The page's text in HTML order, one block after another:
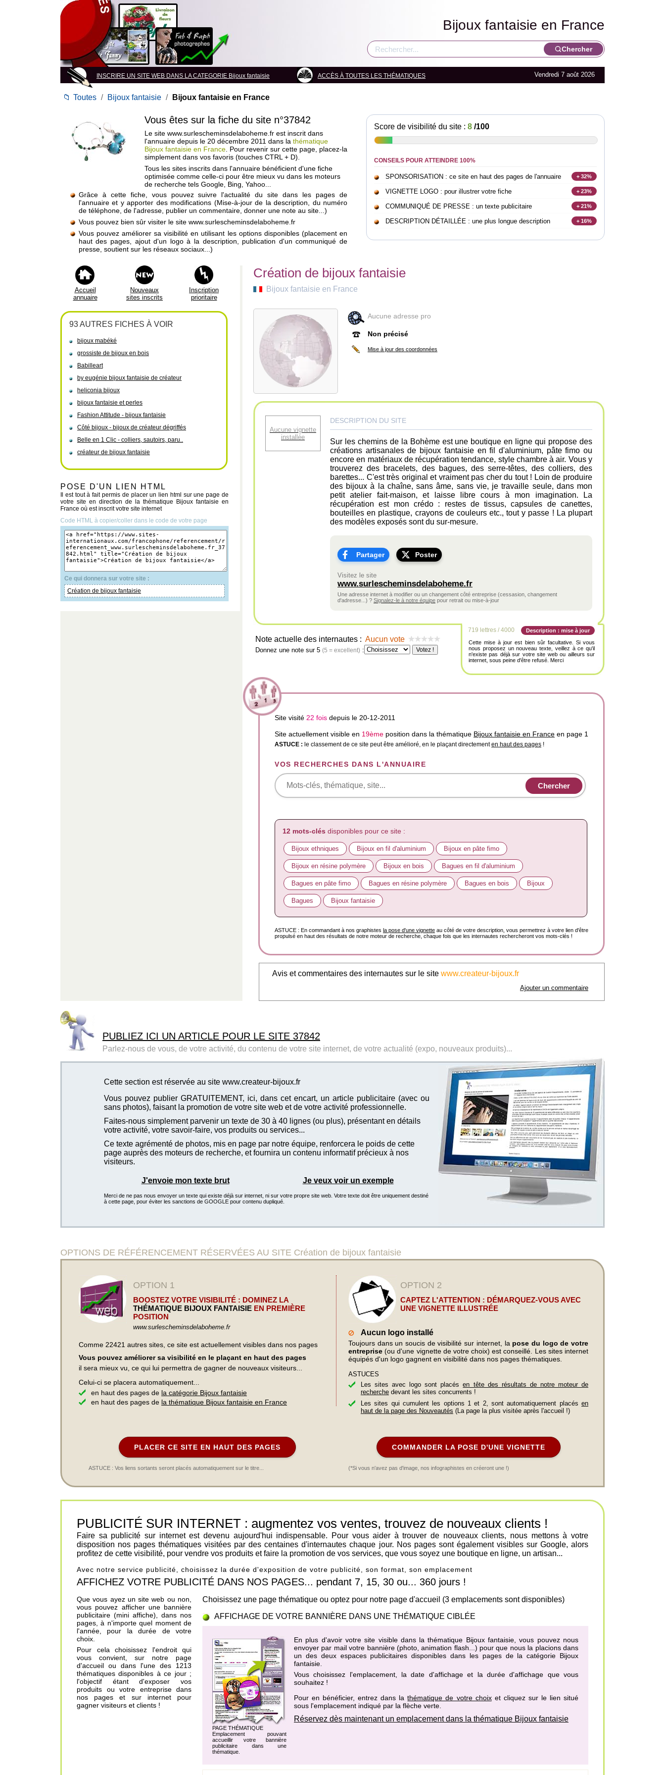
Bijoux fantaisie en France
Chercher
INSCRIRE UN SITE WEB DANS LA CATEGORIE Bijoux fantaisie ACCÈS À TOUTES LES THÉMATIQUES Vendredi 7 août 2026
📁 Toutes / Bijoux fantaisie / Bijoux fantaisie en France
Vous êtes sur la fiche du site n°37842
Le site www.surlescheminsdelaboheme.fr est inscrit dans
l'annuaire depuis le 20 décembre 2011 dans la thématique
Bijoux fantaisie en France . Pour revenir sur cette page, placez-la
simplement dans vos favoris (touches CTRL + D).
Tous les sites inscrits dans l'annuaire bénéficient d'une fiche
optimisée comme celle-ci pour être mieux vu dans les moteurs
de recherche tels Google, Bing, Yahoo...
Grâce à cette fiche, vous pouvez suivre l'actualité du site dans les pages de
l'annuaire et y apporter des modifications (Mise-à-jour de la description, du numéro
de téléphone, de l'adresse, publier un commentaire, donner une note au site...)
Vous pouvez bien sûr visiter le site www.surlescheminsdelaboheme.fr
Vous pouvez améliorer sa visibilité en utilisant les options disponibles (placement en
haut des pages, ajout d'un logo à la description, publication d'un communiqué de
presse, soutient sur les réseaux sociaux...)
Score de visibilité du site : 8 /100
CONSEILS POUR ATTEINDRE 100%
SPONSORISATION : ce site en haut des pages de l'annuaire + 32%
VIGNETTE LOGO : pour illustrer votre fiche + 23%
COMMUNIQUÉ DE PRESSE : un texte publicitaire + 21%
DESCRIPTION DÉTAILLÉE : une plus longue description + 16%
Accueil
annuaire
Nouveaux
sites inscrits
Inscription
prioritaire
93 AUTRES FICHES À VOIR
bijoux mabéké
grossiste de bijoux en bois
Babilleart
by eugénie bijoux fantaisie de créateur
heliconia bijoux
bijoux fantaisie et perles
Fashion Attitude - bijoux fantaisie
Côté bijoux - bijoux de créateur dégriffés
Belle en 1 Clic - colliers, sautoirs, paru..
créateur de bijoux fantaisie
POSE D'UN LIEN HTML
Il est tout à fait permis de placer un lien html sur une page de
votre site en direction de la thématique Bijoux fantaisie en
France où est inscrit votre site internet
Code HTML à copier/coller dans le code de votre page
Ce qui donnera sur votre site :
Création de bijoux fantaisie
Création de bijoux fantaisie
Bijoux fantaisie en France
Aucune adresse pro
Non précisé
Mise à jour des coordonnées
Aucune vignette
installée
DESCRIPTION DU SITE
Sur les chemins de la Bohème est une boutique en ligne qui propose des
créations artisanales de bijoux fantaisie en fil d'aluminium, pâte fimo ou
encore en matériaux de récupération tendance, style chambre à air. Vous y
trouverez des bracelets, des bagues, des serre-têtes, des colliers, des
barettes... C'est très original et vraiment pas cher du tout ! Loin de produire
des bijoux à la chaîne, sans âme, sans vie, je travaille seule, dans mon
petit atelier fait-maison, et laisse libre cours à mon imagination. La
récupération est mon crédo : restes de tissus, capsules de canettes,
bouteilles en plastique, crayons de couleurs etc., tout y passe ! La plupart
des modèles exposés sont du sur-mesure.
Partager Poster
Visitez le site
www.surlescheminsdelaboheme.fr
Une adresse internet à modifier ou un changement côté entreprise (cessasion, changement
d'adresse...) ? Signalez-le à notre équipe pour retrait ou mise-à-jour
Note actuelle des internautes : Aucun vote
Donnez une note sur 5 (5 = excellent) :
719 lettres / 4000
Description : mise à jour
Cette mise à jour est bien sûr facultative. Si vous
nous proposez un nouveau texte, veillez à ce qu'il
n'existe pas déjà sur votre site web ou ailleurs sur
internet, sous peine d'être refusé. Merci
Site visité 22 fois depuis le 20-12-2011
Site actuellement visible en 19ème position dans la thématique Bijoux fantaisie en France en page 1
ASTUCE : le classement de ce site peut être amélioré, en le plaçant directementen haut des pages !
VOS RECHERCHES DANS L'ANNUAIRE
12 mots-clés disponibles pour ce site :
Bijoux ethniques Bijoux en fil d'aluminium Bijoux en pâte fimo
Bijoux en résine polymère Bijoux en bois Bagues en fil d'aluminium
Bagues en pâte fimo Bagues en résine polymère Bagues en bois Bijoux
Bagues Bijoux fantaisie
ASTUCE : En commandant à nos graphistes la pose d'une vignette au côté de votre description, vous permettrez à votre lien d'être
propulsé en haut des résultats de notre moteur de recherche, chaque fois que les internautes rechercheront vos mots-clés !
Avis et commentaires des internautes sur le site www.createur-bijoux.fr
Ajouter un commentaire
PUBLIEZ ICI UN ARTICLE POUR LE SITE 37842
Parlez-nous de vous, de votre activité, du contenu de votre site internet, de votre actualité (expo, nouveaux produits)...
Cette section est réservée au site www.createur-bijoux.fr
Vous pouvez publier GRATUITEMENT, ici, dans cet encart, un article publicitaire (avec ou
sans photos), faisant la promotion de votre site web et de votre activité professionnelle.
Faites-nous simplement parvenir un texte de 30 à 40 lignes (ou plus), présentant en détails
votre activité, votre savoir-faire, vos produits ou services...
Ce texte agrémenté de photos, mis en page par notre équipe, renforcera le poids de cette
page auprès des moteurs de recherche, et fournira un contenu informatif précieux à nos
visiteurs.
J'envoie mon texte brut Je veux voir un exemple
Merci de ne pas nous envoyer un texte qui existe déjà sur internet, ni sur votre propre site web. Votre texte doit être uniquement destiné
à cette page, pour éviter les sanctions de GOOGLE pour contenu dupliqué.
OPTIONS DE RÉFÉRENCEMENT RÉSERVÉES AU SITE Création de bijoux fantaisie
OPTION 1
BOOSTEZ VOTRE VISIBILITÉ : DOMINEZ LA
THÉMATIQUE BIJOUX FANTAISIE EN PREMIÈRE
POSITION
www.surlescheminsdelaboheme.fr
Comme 22421 autres sites, ce site est actuellement visibles dans nos pages
Vous pouvez améliorer sa visibilité en le plaçant en haut des pages
il sera mieux vu, ce qui lui permettra de gagner de nouveaux visiteurs...
Celui-ci se placera automatiquement...
en haut des pages de la catégorie Bijoux fantaisie
en haut des pages de la thématique Bijoux fantaisie en France
OPTION 2
CAPTEZ L'ATTENTION : DÉMARQUEZ-VOUS AVEC
UNE VIGNETTE ILLUSTRÉE
Aucun logo installé
Toujours dans un soucis de visibilité sur internet, la pose du logo de votre
entreprise (ou d'une vignette de votre choix) est conseillé. Les sites internet
équipés d'un logo gagnent en visibilité dans nos pages thématiques.
ASTUCES
Les sites avec logo sont placésen tête des résultats de notre moteur de
recherche devant les sites concurrents !
Les sites qui cumulent les options 1 et 2, sont automatiquement placés en
haut de la page des Nouveautés (La page la plus visitée après l'accueil !)
PLACER CE SITE EN HAUT DES PAGES
ASTUCE : Vos liens sortants seront placés automatiquement sur le titre...
COMMANDER LA POSE D'UNE VIGNETTE
(*Si vous n'avez pas d'image, nos infographistes en créeront une !)
PUBLICITÉ SUR INTERNET : augmentez vos ventes, trouvez de nouveaux clients !
Faire sa publicité sur internet est devenu aujourd'hui indispensable. Pour vous aider à trouver de nouveaux clients, nous mettons à votre
disposition nos pages thématiques visitées par des centaines d'internautes chaque jour. Nos pages sont également visibles sur Google, alors
profitez de cette visibilité, pour vendre vos produits et faire la promotion de vos services, que vous soyez une boutique en ligne, un artisan...
Avec notre service publicité, choisissez la durée d'exposition de votre publicité, son format, son emplacement
AFFICHEZ VOTRE PUBLICITÉ DANS NOS PAGES... pendant 7, 15, 30 ou... 360 jours !
Que vous ayez un site web ou non,
vous pouvez afficher une bannière
publicitaire (mini affiche), dans nos
pages, à n'importe quel moment de
l'année, pour la durée de votre
choix.
Pour cela choisissez l'endroit qui
vous convient, sur notre page
d'accueil ou dans l'une des 1213
thématiques disponibles à ce jour ;
l'objectif étant d'exposer vos
produits ou votre entreprise dans
nos pages et sur internet pour
gagner visiteurs et clients !
Choisissez une page thématique ou optez pour notre page d'accueil (3 emplacements sont disponibles)
AFFICHAGE DE VOTRE BANNIÈRE DANS UNE THÉMATIQUE CIBLÉE
PAGE THÉMATIQUE
Emplacement pouvant
accueillir votre bannière
publicitaire dans une
thématique.
En plus d'avoir votre site visible dans la thématique Bijoux fantaisie, vous pouvez nous
envoyer par mail votre bannière (photo, animation flash...) pour que nous la placions dans
un des deux espaces publicitaires disponibles dans les pages de la catégorie Bijoux
fantaisie
Vous choisissez l'emplacement, la date d'affichage et la durée d'affichage que vous
souhaitez !
Pour en bénéficier, entrez dans lathématique de votre choixet cliquez sur le lien situé
sous l'emplacement indiqué par la flèche verte.
Réservez dès maintenant un emplacement dans la thématique Bijoux fantaisie